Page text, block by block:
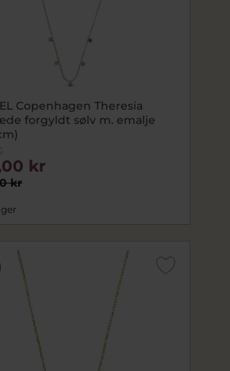
Copenhagen Theresia
forgyldt sølv m. emalje
kr
kr